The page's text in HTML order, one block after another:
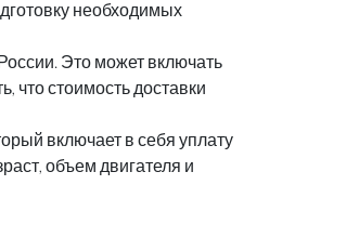
необходимых
Это может включать
что стоимость доставки
включает в себя уплату
объем двигателя и